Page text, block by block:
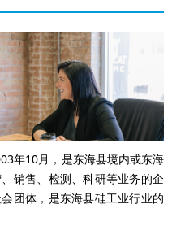
年10月，是东海县境内或东海
销售、检测、科研等业务的企
团体，是东海县硅工业行业的